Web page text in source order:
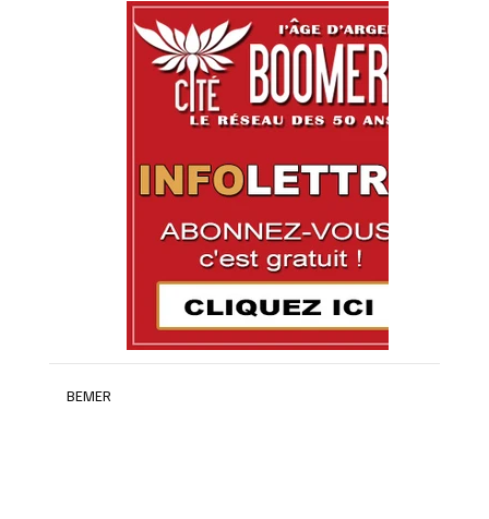
BEMER